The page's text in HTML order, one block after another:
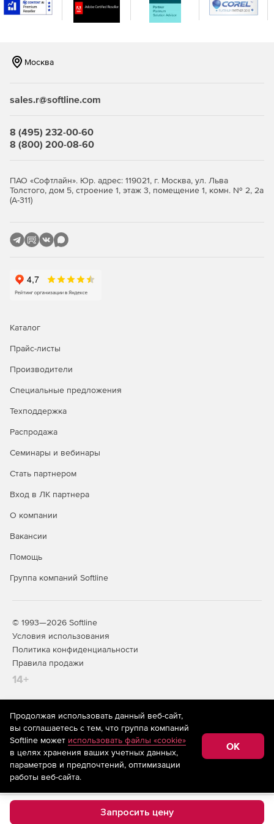
Запросить цену
Москва
sales.r@softline.com
8 (495) 232-00-60
8 (800) 200-08-60
ПАО «Софтлайн». Юр. адрес: 119021, г. Москва, ул. Льва
Толстого, дом 5, строение 1, этаж 3, помещение 1, комн. № 2, 2а
(А-311)
Каталог
Прайс-листы
Производители
Специальные предложения
Техподдержка
Распродажа
Семинары и вебинары
Стать партнером
Вход в ЛК партнера
О компании
Вакансии
Помощь
Группа компаний Softline
© 1993—2026 Softline
Условия использования
Политика конфиденциальности
Правила продажи
14+
На информационном ресурсе store.softline.ru применяются
рекомендательные технологии(информационные технологии
предоставления информации на основе сбора,
систематизации и анализа сведений, относящихся к
предпочтениям пользователей сети «Интернет»,
находящихся на территории Российской Федерации)
Продолжая использовать данный веб-сайт,
вы соглашаетесь с тем, что группа компаний
Softline может использовать файлы «cookie»
в целях хранения ваших учетных данных,
параметров и предпочтений, оптимизации
работы веб-сайта.
OK